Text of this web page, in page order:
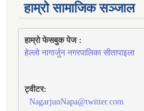
हाम्रो सामाजिक सञ्जाल
हाम्रो फेसबुक पेज :
हेल्लो नागार्जुन नगरपालिका सीतापाइला
ट्वीटर:
NagarjunNapa@twitter.com